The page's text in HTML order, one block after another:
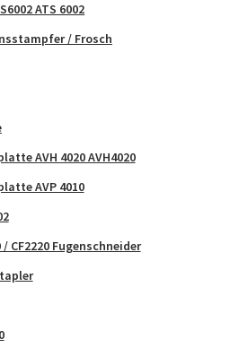
ATS 6002
/ Frosch
AVH 4020 AVH4020
AVP 4010
/ CF2220 Fugenschneider